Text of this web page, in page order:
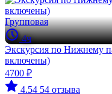
Групповая
4ч
Экскурсия по Нижнему
включены)
4700 ₽
4.54 54 отзыва